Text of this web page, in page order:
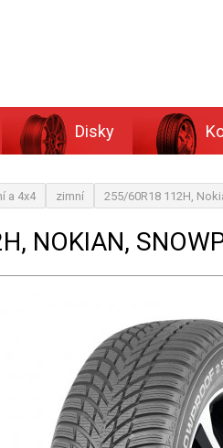
Disky
a 4x4 zimní 255/60R18 112H,
NOKIAN,